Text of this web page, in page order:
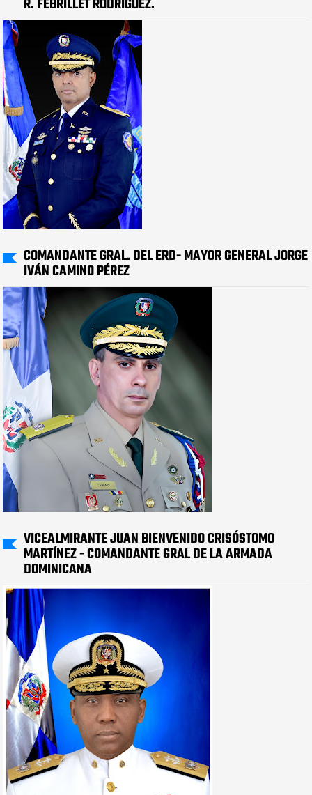
R. FEBRILLET RODRÍGUEZ.
COMANDANTE GRAL. DEL ERD- MAYOR GENERAL JORGE
IVÁN CAMINO PÉREZ
VICEALMIRANTE JUAN BIENVENIDO CRISÓSTOMO
MARTÍNEZ - COMANDANTE GRAL DE LA ARMADA
DOMINICANA